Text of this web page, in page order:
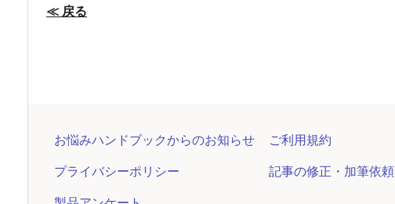
≪ 戻る
お悩みハンドブックからのお知らせ
ご利用規約
プライバシーポリシー
記事の修正・加筆依頼